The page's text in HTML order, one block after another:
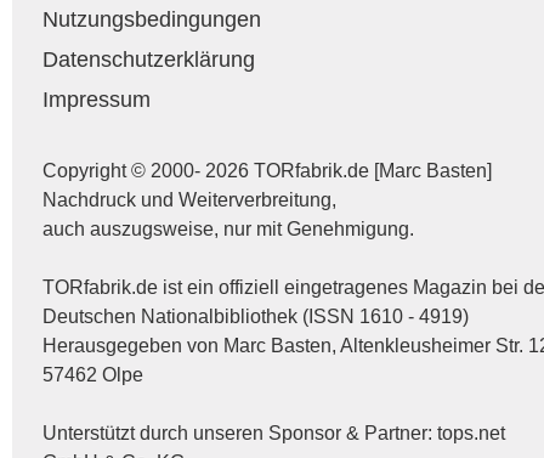
Nutzungsbedingungen
Datenschutzerklärung
Impressum
Copyright © 2000- 2026 TORfabrik.de [Marc Basten]
Nachdruck und Weiterverbreitung,
auch auszugsweise, nur mit Genehmigung.
TORfabrik.de ist ein offiziell eingetragenes Magazin bei
Deutschen Nationalbibliothek (ISSN 1610 - 4919)
Herausgegeben von Marc Basten, Altenkleusheimer Str.
57462 Olpe
Unterstützt durch unseren Sponsor & Partner: tops.net